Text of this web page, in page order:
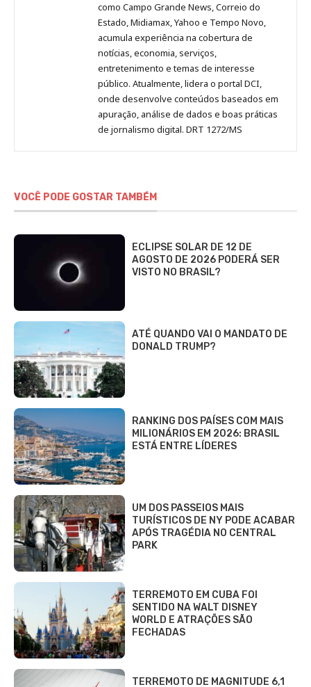
como Campo Grande News, Correio do
Estado, Midiamax, Yahoo e Tempo Novo,
acumula experiência na cobertura de
notícias, economia, serviços,
entretenimento e temas de interesse
público. Atualmente, lidera o portal DCI,
onde desenvolve conteúdos baseados em
apuração, análise de dados e boas práticas
de jornalismo digital. DRT 1272/MS
VOCÊ PODE GOSTAR TAMBÉM
ECLIPSE SOLAR DE 12 DE
AGOSTO DE 2026 PODERÁ SER
VISTO NO BRASIL?
ATÉ QUANDO VAI O MANDATO DE
DONALD TRUMP?
RANKING DOS PAÍSES COM MAIS
MILIONÁRIOS EM 2026: BRASIL
ESTÁ ENTRE LÍDERES
UM DOS PASSEIOS MAIS
TURÍSTICOS DE NY PODE ACABAR
APÓS TRAGÉDIA NO CENTRAL
PARK
TERREMOTO EM CUBA FOI
SENTIDO NA WALT DISNEY
WORLD E ATRAÇÕES SÃO
FECHADAS
TERREMOTO DE MAGNITUDE 6,1